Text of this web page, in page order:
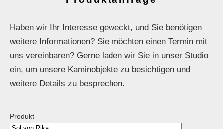
Haben wir Ihr Interesse geweckt, und Sie benötigen
weitere Informationen? Sie möchten einen Termin mit
uns vereinbaren? Gerne laden wir Sie in unser Studio
ein, um unsere Kaminobjekte zu besichtigen und
weitere Details zu besprechen.
Produkt